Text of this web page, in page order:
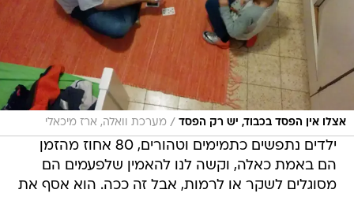
אצלו אין הפסד בכבוד, יש רק הפסד / מערכת וואלה, ארז מיכאלי
ילדים נתפשים כתמימים וטהורים, 80 אחוז מהזמן
הם באמת כאלה, וקשה לנו להאמין שלפעמים הם
מסוגלים לשקר או לרמות, אבל זה ככה. הוא אסף את